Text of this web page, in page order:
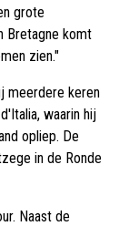
grote
Bretagne komt
zien."
meerdere keren
waarin hij
opliep. De
in de Ronde
Naast de